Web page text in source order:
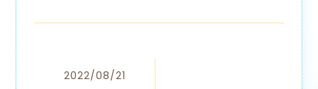
2022/08/21